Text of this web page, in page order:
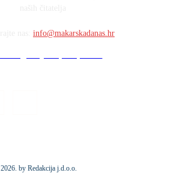
info@makarskadanas.hr
2026. by Redakcija j.d.o.o.